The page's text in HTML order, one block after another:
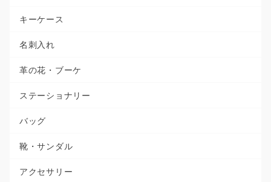
キーケース
名刺入れ
革の花・ブーケ
ステーショナリー
バッグ
靴・サンダル
アクセサリー